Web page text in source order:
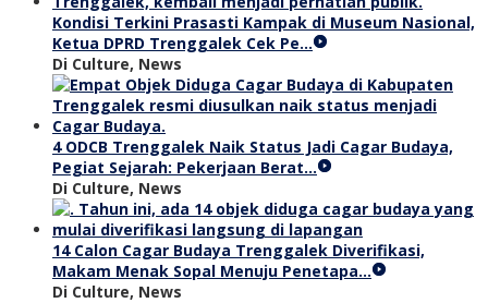
Kondisi Terkini Prasasti Kampak di Museum Nasional,
Ketua DPRD Trenggalek Cek Pe…
Di Culture, News
4 ODCB Trenggalek Naik Status Jadi Cagar Budaya,
Pegiat Sejarah: Pekerjaan Berat…
Di Culture, News
14 Calon Cagar Budaya Trenggalek Diverifikasi,
Makam Menak Sopal Menuju Penetapa…
Di Culture, News